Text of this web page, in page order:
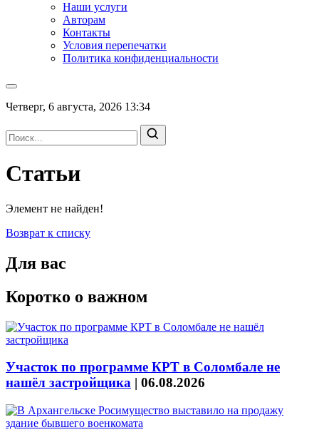
Наши услуги
Авторам
Контакты
Условия перепечатки
Политика конфиденциальности
Четверг, 6 августа, 2026 13:34
Статьи
Элемент не найден!
Возврат к списку
Для вас
Коротко о важном
Участок по программе КРТ в Соломбале не
нашёл застройщика | 06.08.2026